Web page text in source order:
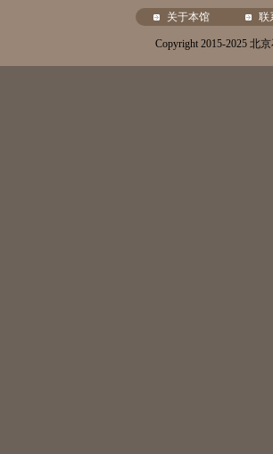
关于本馆 联
Copyright 2015-2025 北